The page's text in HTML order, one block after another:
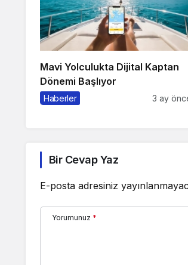
Mavi Yolculukta Dijital Kaptan
Dönemi Başlıyor
Haberler 3 ay
Bir Cevap Yaz
E-posta adresiniz
Yorumunuz *